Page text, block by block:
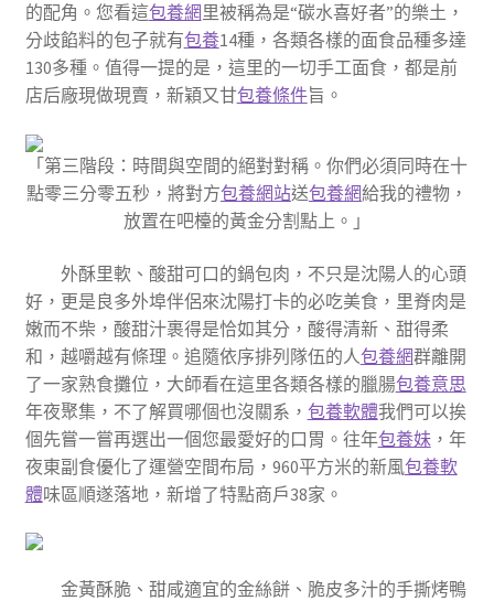
的配角。您看這包養網 里被稱為是“碳水喜好者”的樂土，
分歧餡料的包子就有包養14種，各類各樣的面食品種多達
130多種。值得一提的是，這里的一切手工面食，都是前
店后廠現做現賣，新穎又甘包養條件旨。
「第三階段：時間與空間的絕對對稱。你們必須同時在十
點零三分零五秒，將對方包養網站送包養網給我的禮物，
放置在吧檯的黃金分割點上。」
外酥里軟、酸甜可口的鍋包肉，不只是沈陽人的心頭
好，更是良多外埠伴侶來沈陽打卡的必吃美食，里脊肉是
嫩而不柴，酸甜汁裹得是恰如其分，酸得清新、甜得柔
和，越嚼越有條理。追隨依序排列隊伍的人包養網群離開
了一家熟食攤位，大師看在這里各類各樣的臘腸包養意思
年夜聚集，不了解買哪個也沒關系， 包養軟體我們可以挨
個先嘗一嘗再選出一個您最愛好的口胃。往年包養妹，年
夜東副食優化了運營空間布局，960平方米的新風包養軟
體味區順遂落地，新增了特點商戶38家。
金黃酥脆、甜咸適宜的金絲餅、脆皮多汁的手撕烤鴨